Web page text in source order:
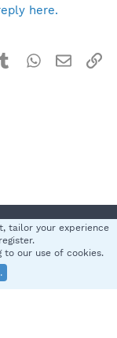
here.
TumblrWhatsApp
Email
Help
S
Ltd.
tailor your experience
to our use of cookies.